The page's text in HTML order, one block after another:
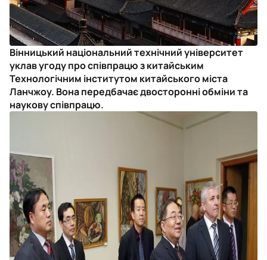
Вінницький національний технічний університет
уклав угоду про співпрацю з китайським
Технологічним інститутом китайського міста
Ланчжоу. Вона передбачає двосторонні обміни та
наукову співпрацю.